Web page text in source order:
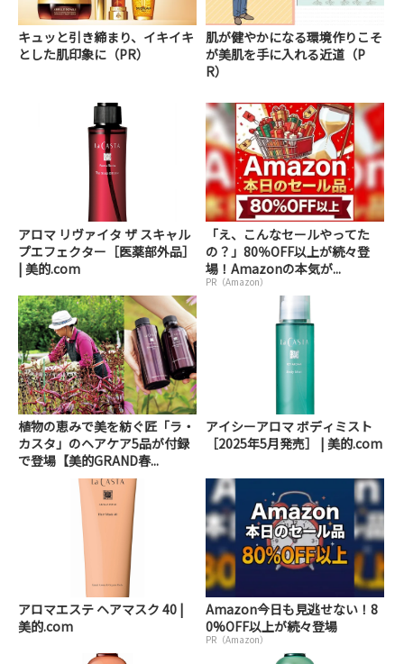
キュッと引き締まり、イキイキ
とした肌印象に（PR）
肌が健やかになる環境作りこそ
が美肌を手に入れる近道（P
R）
アロマ リヴァイタ ザ スキャル
プエフェクター［医薬部外品］
| 美的.com
「え、こんなセールやってた
の？」80％OFF以上が続々登
場！Amazonの本気が...
PR（Amazon）
植物の恵みで美を紡ぐ匠「ラ・
カスタ」のヘアケア5品が付録
で登場【美的GRAND春...
アイシーアロマ ボディミスト
［2025年5月発売］ | 美的.com
アロマエステ ヘアマスク 40 |
美的.com
Amazon今日も見逃せない！8
0%OFF以上が続々登場
PR（Amazon）